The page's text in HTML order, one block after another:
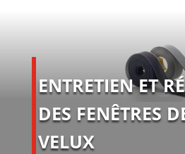
ENTRETIEN ET
DES FENÊTRES
VELUX